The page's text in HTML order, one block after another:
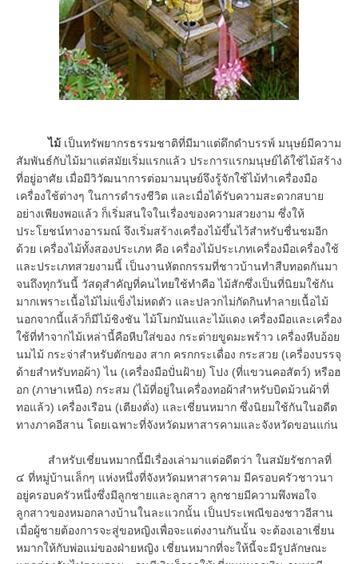
ไม้ เป็นทรัพยากรธรรมชาติที่มีมาแต่ดึกดำบรรพ์ มนุษย์มีความ
สัมพันธ์กับไม้มาแต่สมัยเริ่มแรกแล้ว ประการแรกมนุษย์ได้ใช้ไม้สร้าง
ที่อยู่อาศัย เมื่อมีวิวัฒนาการต่อมามนุษย์จึงรู้จักใช้ไม้ทำเครื่องมือ
เครื่องใช้ต่างๆ ในการดำรงชีวิต และเมื่อได้รับความสะดวกสบาย
อย่างเพียงพอแล้ว ก็เริ่มสนใจในเรื่องของความสวยงาม ซึ่งให้
ประโยชน์ทางอารมณ์ จึงเริ่มสร้างเครื่องไม้ขึ้นไว้สำหรับชื่นชมอีก
ด้วย เครื่องไม้ทั้งสองประเภท คือ เครื่องไม้ประเภทเครื่องมือเครื่องใช้
และประเภทสวยงามนี้ เป็นงานหัตถกรรมที่ชาวบ้านทำสืบทอดกันมา
จนถึงทุกวันนี้ วัสดุสำคัญที่คนไทยใช้ทำคือ ไม้สักซึ่งเป็นที่นิยมใช้กัน
มากเพราะเนื้อไม้ไม่แข็งไม่หดตัว และปลวกไม่กัดกินทำลายเนื้อไม้
นอกจากนี้แล้วก็มีไม้ชิงชัน ไม้โมกมันและไม้แดง เครื่องมือและเครื่อง
ใช้ที่ทำจากไม้เหล่านี้คือหีบใส่ของ กระต่ายขูดมะพร้าว เครื่องหีบอ้อย
นมไม้ กระจ่าสำหรับตักของ สาก ครกกระเดื่อง กระสวย (เครื่องบรรจุ
ด้ายสำหรับทอผ้า) ไน (เครื่องมือปั่นฝ้าย) โปง (ที่แขวนคอสัตว์) หรือฮ
อก (ภาษาเหนือ) กระสม (ไม้ที่อยู่ในเครื่องทอผ้าสำหรับบิดม้วนผ้าที่
ทอแล้ว) เครื่องเรือน (เตียงตั่ง) และเชี่ยนหมาก ซึ่งนิยมใช้กันในอดีต
ทางภาคอีสาน โดยเฉพาะที่จังหวัดมหาสารคามและจังหวัดขอนแก่น
สำหรับเชี่ยนหมากนี้มีเรื่องเล่ามาแต่อดีตว่า ในสมัยรัชกาลที่
๔ ที่หมู่บ้านเล็กๆ แห่งหนึ่งที่จังหวัดมหาสารคาม มีครอบครัวชาวนา
อยู่ครอบครัวหนึ่งซึ่งมีลูกชายและลูกสาว ลูกชายมีความพึงพอใจ
ลูกสาวของหมอกลางบ้านในละแวกนั้น เป็นประเพณีของชาวอีสาน
เมื่อผู้ชายต้องการจะสู่ขอหญิงเพื่อจะแต่งงานกันนั้น จะต้องเอาเชี่ยน
หมากให้กับพ่อแม่ของฝ่ายหญิง เชี่ยนหมากที่จะให้นี้จะมีรูปลักษณะ